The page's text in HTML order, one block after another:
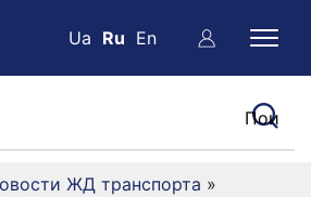
Ua Ru En
ЖД транспорта »